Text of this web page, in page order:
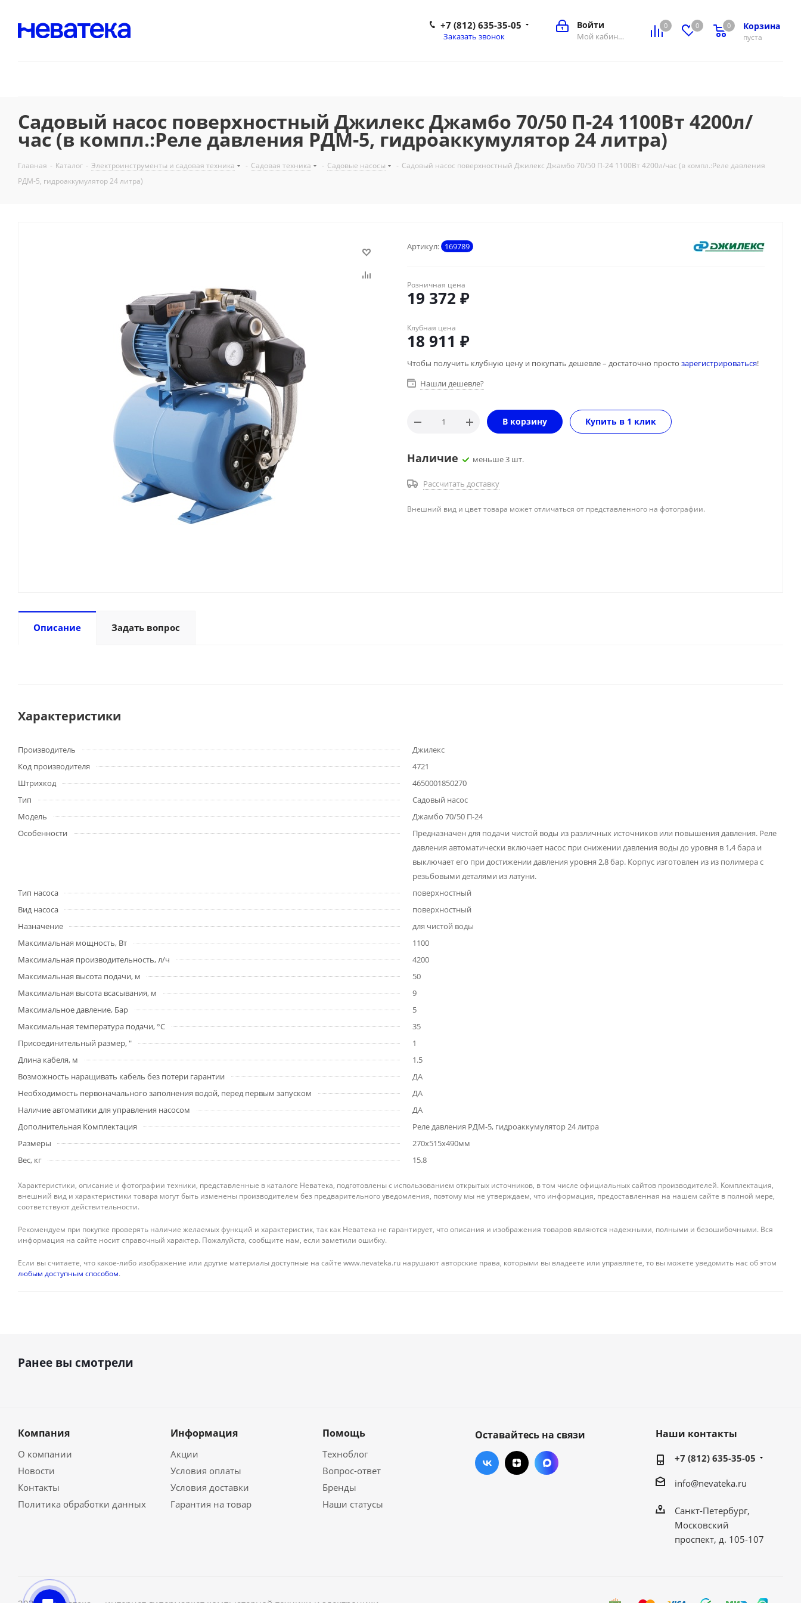
0 0 Корзина
0
пуста
0
Войти
Мой кабинет
+7 (812) 635-35-05
Заказать звонок
Садовый насос поверхностный Джилекс Джамбо 70/50 П-24 1100Вт 4200л/
час (в компл.:Реле давления РДМ-5, гидроаккумулятор 24 литра)
Главная - Каталог - Электроинструменты и садовая техника - Садовая техника - Садовые насосы - Садовый насос поверхностный Джилекс Джамбо 70/50 П-24 1100Вт 4200л/час (в компл.:Реле давления
РДМ-5, гидроаккумулятор 24 литра)
Артикул: 169789
Розничная цена
19 372 ₽
Клубная цена
18 911 ₽
Чтобы получить клубную цену и покупать дешевле – достаточно просто зарегистрироваться!
Нашли дешевле?
В корзину Купить в 1 клик
Наличие меньше 3 шт.
Рассчитать доставку
Внешний вид и цвет товара может отличаться от представленного на фотографии.
Описание Задать вопрос
Характеристики
Производитель
Джилекс
Код производителя
4721
Штрихкод
4650001850270
Тип
Садовый насос
Модель
Джамбо 70/50 П-24
Особенности
Предназначен для подачи чистой воды из различных источников или повышения давления. Реле
давления автоматически включает насос при снижении давления воды до уровня в 1,4 бара и
выключает его при достижении давления уровня 2,8 бар. Корпус изготовлен из из полимера с
резьбовыми деталями из латуни.
Тип насоса
поверхностный
Вид насоса
поверхностный
Назначение
для чистой воды
Максимальная мощность, Вт
1100
Максимальная производительность, л/ч
4200
Максимальная высота подачи, м
50
Максимальная высота всасывания, м
9
Максимальное давление, Бар
5
Максимальная температура подачи, °С
35
Присоединительный размер, "
1
Длина кабеля, м
1.5
Возможность наращивать кабель без потери гарантии
ДА
Необходимость первоначального заполнения водой, перед первым запуском
ДА
Наличие автоматики для управления насосом
ДА
Дополнительная Комплектация
Реле давления РДМ-5, гидроаккумулятор 24 литра
Размеры
270x515x490мм
Вес, кг
15.8
Характеристики, описание и фотографии техники, представленные в каталоге Неватека, подготовлены с использованием открытых источников, в том числе официальных сайтов производителей. Комплектация,
внешний вид и характеристики товара могут быть изменены производителем без предварительного уведомления, поэтому мы не утверждаем, что информация, предоставленная на нашем сайте в полной мере,
соответствуют действительности.
Рекомендуем при покупке проверять наличие желаемых функций и характеристик, так как Неватека не гарантирует, что описания и изображения товаров являются надежными, полными и безошибочными. Вся
информация на сайте носит справочный характер. Пожалуйста, сообщите нам, если заметили ошибку.
Если вы считаете, что какое-либо изображение или другие материалы доступные на сайте www.nevateka.ru нарушают авторские права, которыми вы владеете или управляете, то вы можете уведомить нас об этом
любым доступным способом.
Ранее вы смотрели
Компания
О компании
Новости
Контакты
Политика обработки данных
Информация
Акции
Условия оплаты
Условия доставки
Гарантия на товар
Помощь
Техноблог
Вопрос-ответ
Бренды
Наши статусы
Оставайтесь на связи Наши контакты
+7 (812) 635-35-05
info@nevateka.ru
Санкт-Петербург,
Московский
проспект, д. 105-107